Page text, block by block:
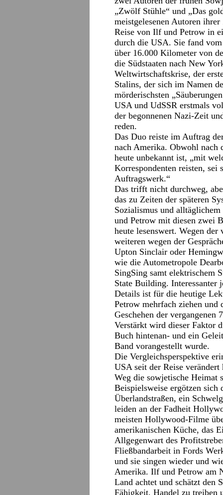
„Zwölf Stühle“ und „Das
meistgelesenen Autoren
Reise von Ilf und Petrow in
durch die USA. Sie fand
über 16.000 Kilometer von
die Südstaaten nach New
Weltwirtschaftskrise, der
Stalins, der sich im Namen
mörderischsten
USA und UdSSR erstmals
der begonnenen Nazi-Zeit
reden.
Das Duo reiste im Auftrag
nach Amerika. Obwohl nach
heute unbekannt ist, „mit
Korrespondenten reisten, sei
Auftragswerk.“
Das trifft nicht durchweg,
das zu Zeiten der späteren
Sozialismus und
und Petrow mit diesen zwei
heute lesenswert. Wegen der
weiteren wegen der
Upton Sinclair oder
wie die Autometropole
SingSing samt elektrischem
State Building. Interessanter
Details ist für die heutige
Petrow mehrfach ziehen und
Geschehen der
Verstärkt wird dieser Faktor
Buch hintenan- und ein
Band vorangestellt wurde.
Die Vergleichsperspektive
USA seit der Reise
Weg die sowjetische Heimat
Beispielsweise ergötzen sich
Überlandstraßen, ein
leiden an der Fadheit
meisten Hollywood-Filme
amerikanischen Küche, das
Allgegenwart des
Fließbandarbeit in Fords
und sie singen wieder und
Amerika. Ilf und Petrow am
Land achtet und schätzt den
Fähigkeit, Handel zu treiben